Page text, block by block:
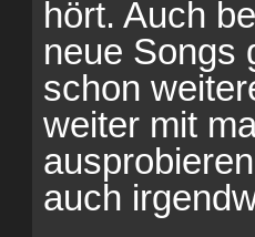
hört. Auch
neue Songs
schon
weiter mit
auch